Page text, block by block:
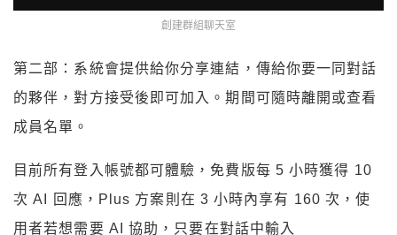
創建群組聊天室
第二部：系統會提供給你分享連結，傳給你要一同對話
的夥伴，對方接受後即可加入。期間可隨時離開或查看
成員名單。
目前所有登入帳號都可體驗，免費版每 5 小時獲得 10
次 AI 回應，Plus 方案則在 3 小時內享有 160 次，使
用者若想需要 AI 協助，只要在對話中輸入